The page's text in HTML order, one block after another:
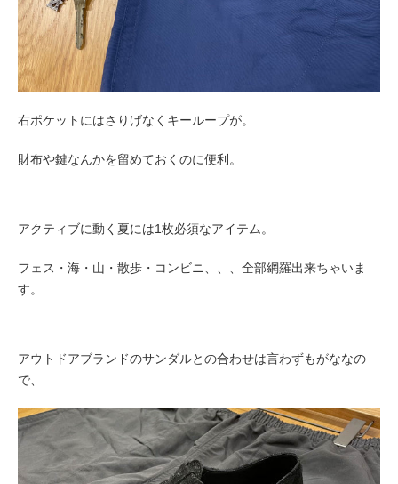
右ポケットにはさりげなくキーループが。
財布や鍵なんかを留めておくのに便利。
アクティブに動く夏には1枚必須なアイテム。
フェス・海・山・散歩・コンビニ、、、 全部網羅出来ちゃいま
す。
アウトドアブランドのサンダルとの合わせは言わずもがななの
で、